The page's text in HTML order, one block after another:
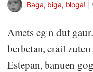
Baga, biga, bloga!
Amets egin dut
berbetan, erail
Estepan, banuen